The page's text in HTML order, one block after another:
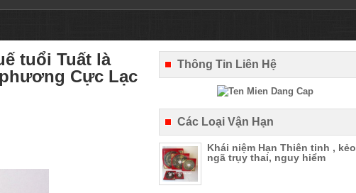
tuổi Tuất là
Cực Lạc
Thông Tin Liên Hệ
Các Loại Vận Hạn
Khái niệm Hạn Thiên tinh , kẻo
ngã trụy thai, nguy hiểm